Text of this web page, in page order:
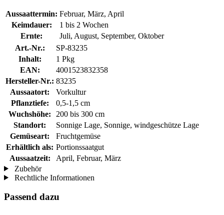
Aussaattermin: Februar, März, April
Keimdauer:
1 bis 2 Wochen
Ernte:
Juli, August, September, Oktober
Art.-Nr.:
SP-83235
Inhalt:
1 Pkg
EAN:
4001523832358
Hersteller-Nr.: 83235
Aussaatort:
Vorkultur
Pflanztiefe:
0,5-1,5 cm
Wuchshöhe:
200 bis 300 cm
Standort:
Sonnige Lage, Sonnige, windgeschütze Lage
Gemüseart:
Fruchtgemüse
Erhältlich als: Portionssaatgut
Aussaatzeit:
April, Februar, März
Zubehör
Rechtliche Informationen
Passend dazu